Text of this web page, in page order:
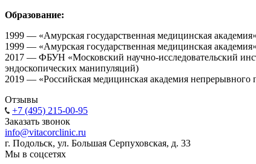
Образование:
1999 — «Амурская государственная медицинская
1999 — «Амурская государственная медицинская
2017 — ФБУН «Московский научно-исследовательский
эндоскопических манипуляций)
2019 — «Российская медицинская академия непрерывного
Отзывы
+7 (495) 215-00-95
Заказать звонок
info@vitacorclinic.ru
г. Подольск, ул. Большая Серпуховская, д. 33
Мы в соцсетях